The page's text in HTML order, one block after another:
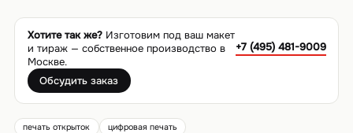
Хотите так же?Изготовим под ваш макет
и тираж — собственное производство в
Москве.
+7 (495) 481-9009
Обсудить заказ
печать открыток цифровая печать